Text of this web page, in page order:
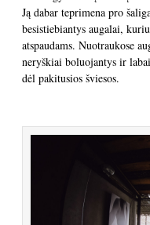
Ją dabar teprimena pro
besistiebiantys augalai,
atspaudams. Nuotraukose
neryškiai boluojantys ir
dėl pakitusios šviesos.